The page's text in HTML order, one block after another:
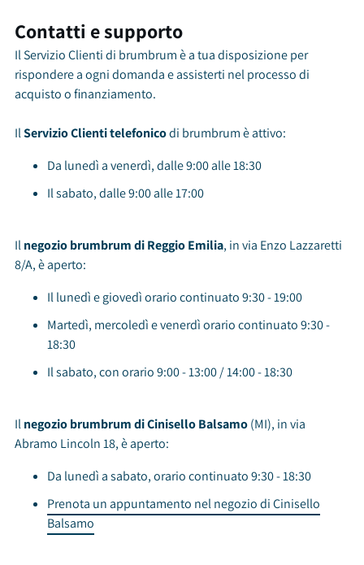
Contatti e supporto
Il Servizio Clienti di brumbrum è a tua disposizione per
rispondere a ogni domanda e assisterti nel processo di
acquisto o finanziamento.
IlServizio Clienti telefonicodi brumbrum è attivo:
Da lunedì a venerdì, dalle 9:00 alle 18:30
Il sabato, dalle 9:00 alle 17:00
Ilnegozio brumbrum di Reggio Emilia, in via Enzo Lazzaretti
8/A, è aperto:
Il lunedì e giovedì orario continuato 9:30 - 19:00
Martedì, mercoledì e venerdì orario continuato 9:30 -
18:30
Il sabato, con orario 9:00 - 13:00 / 14:00 - 18:30
Ilnegozio brumbrum di Cinisello Balsamo(MI), in via
Abramo Lincoln 18, è aperto:
Da lunedì a sabato, orario continuato 9:30 - 18:30
Prenota un appuntamento nel negozio di Cinisello
Balsamo